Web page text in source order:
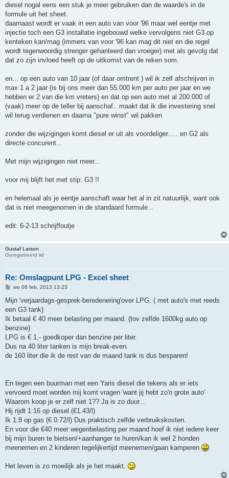
diesel nogal eens een stuk je meer gebruiken dan de waarde's in de
formule uit het sheet.
daarnaast wordt er vaak in een auto van voor '96 maar wel eentje met
injectie toch een G3 installatie ingebouwd welke vervolgens niet G3 op
kenteken kan/mag (immers van voor '96 kan mag dit niet en die regel
wordt tegenwoordig strenger gehanteerd dan vroeger) met als gevolg dat
dat zo zijn invloed heeft op de uitkomst van de reken som.
en... op een auto van 10 jaar (of daar omtrent ) wil ik zelf afschrijven in
max 1 a 2 jaar (is bij ons meer dan 55.000 km per auto per jaar en we
hebben er 2 van die km vreters) en dat op een auto met al 200.000 of
(vaak) meer op de teller bij aanschaf.. maakt dat ik die investering snel
wil terug verdienen en daarna "pure winst" wil pakken
zonder die wijzigingen komt diesel er uit als voordeliger..... en G2 als
directe concurent...
Met mijn wijzigingen niet meer...
voor mij blijft het met stip: G3 !!
en helemaal als je eentje aanschaft waar het al in zit natuurlijk, want ook
dat is niet meegenomen in de standaard formule...
edit: 6-2-13 schrijffoutje
Gustaf Larson
Geregistreerd lid
Re: Omslagpunt LPG - Excel sheet
B
r
i
c
h
wo 06 feb, 2013 13:23
Mijn 'verjaardags-gesprek-beredenering'over LPG: ( met auto's met reeds
een G3 tank)
Ik betaal € 40 meer belasting per maand. (tov zelfde 1600kg auto op
benzine)
LPG is € 1,- goedkoper dan benzine per liter.
Dus na 40 liter tanken is mijn break-even.
de 160 liter die ik de rest van de maand tank is dus besparen!
En tegen een buurman met een Yaris diesel die tekens als er iets
vervoerd moet worden mij komt vragen 'want jij hebt zo'n grote auto'
Waarom koop je er zelf niet 1?? Ja is zo duur...
Hij rijdt 1:16 op diesel (€1.43/l)
Ik 1:8 op gas (€ 0.72/l) Dus praktisch zelfde verbruikskosten.
En voor die €40 meer wegenbelasting per maand hoef ik niet iedere keer
bij mijn buren te bietsen/+aanhanger te huren/kan ik wel 2 honden
meenemen en 2 kinderen tegelijkertijd meenemen/gaan kamperen
Het leven is zo moeilijk als je het maakt.